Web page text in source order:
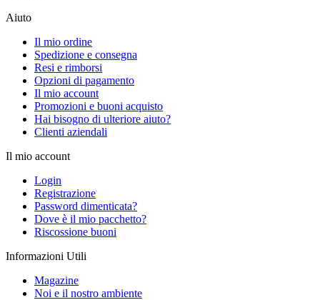
Aiuto
Il mio ordine
Spedizione e consegna
Resi e rimborsi
Opzioni di pagamento
Il mio account
Promozioni e buoni acquisto
Hai bisogno di ulteriore aiuto?
Clienti aziendali
Il mio account
Login
Registrazione
Password dimenticata?
Dove è il mio pacchetto?
Riscossione buoni
Informazioni Utili
Magazine
Noi e il nostro ambiente